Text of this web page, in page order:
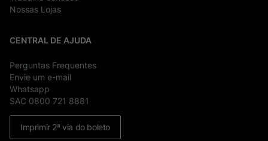
Nossas Lojas
CENTRAL DE AJUDA
Perguntas Frequentes
Envie um e-mail
Whatsapp
SAC 0800 721 8881
Imprimir 2ª via do boleto